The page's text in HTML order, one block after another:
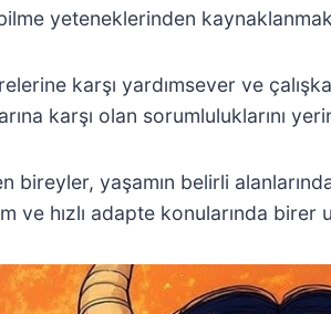
yeteneklerinden
karşı yardımsever ve
karşı olan sorumluluklarını
bireyler, yaşamın belirli
ve hızlı adapte konularında birer